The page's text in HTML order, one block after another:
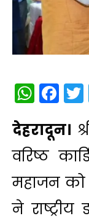
देहरादून।
वरिष्ठ
महाजन को
ने